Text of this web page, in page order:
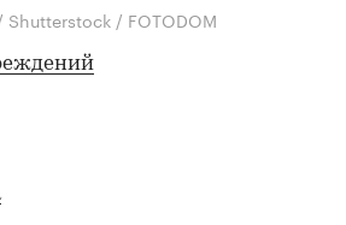
/ FOTODOM